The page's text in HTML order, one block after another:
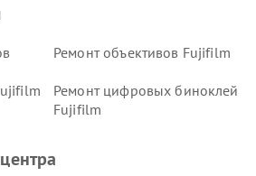
Ремонт объективов Fujifilm
Ремонт цифровых биноклей
Fujifilm